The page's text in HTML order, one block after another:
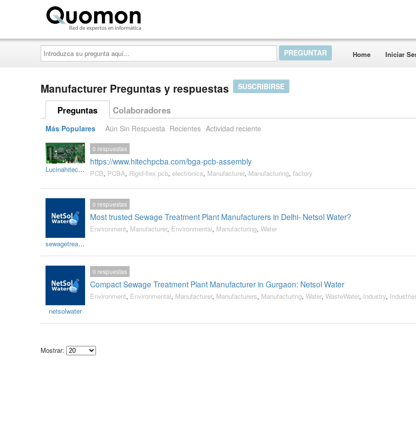
Introduzca
su
pregunta
aquí...
Home Iniciar
Manufacturer Preguntas y respuestas SUSCRIBIRSE
Preguntas Colaboradores
Más Populares Aún Sin Respuesta Recientes Actividad reciente
Lucinahitechpcba
https://www.hitechpcba.com/bga-pcb-assembly
0 respuestas
PCB, PCBA, Rigid-flex pcb, electronics, Manufacturer, Manufacturing, factory
sewagetreatmentplants
Most trusted Sewage Treatment Plant Manufacturers in Delhi- Netsol Water?
0 respuestas
Environment, Manufacturer, Environmental, Manufacturing, Water
netsolwater
Compact Sewage Treatment Plant Manufacturer in Gurgaon: Netsol Water
0 respuestas
Environment, Environmental, Manufacturer, Manufacturers, Manufacturing, Water, WasteWater, Industry,
Mostrar: